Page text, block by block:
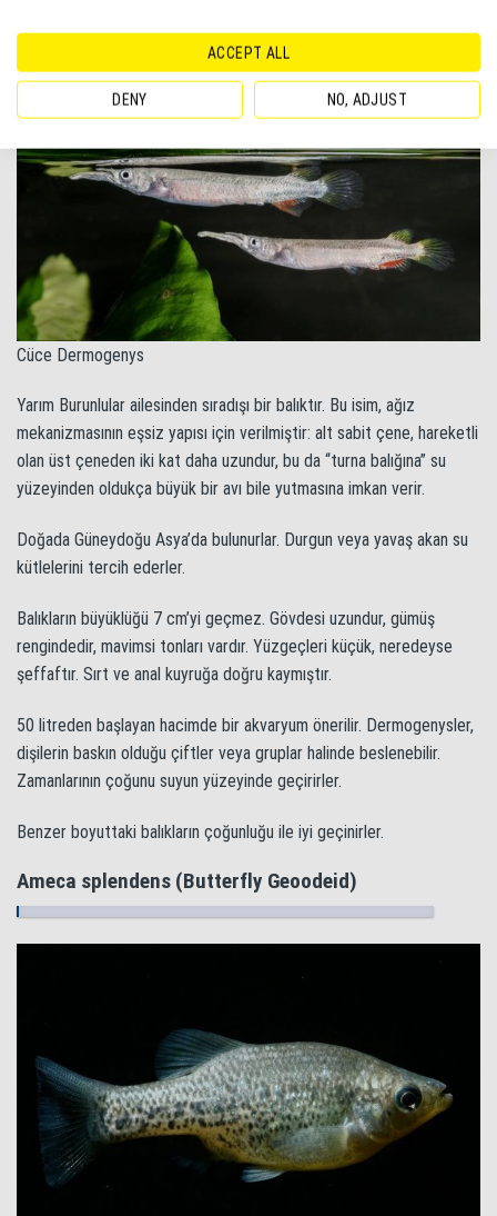
Cüce Dermogenys
Yarım Burunlular ailesinden sıradışı bir balıktır. Bu isim, ağız
mekanizmasının eşsiz yapısı için verilmiştir: alt sabit çene, hareketli
olan üst çeneden iki kat daha uzundur, bu da “turna balığına” su
yüzeyinden oldukça büyük bir avı bile yutmasına imkan verir.
Doğada Güneydoğu Asya’da bulunurlar. Durgun veya yavaş akan su
kütlelerini tercih ederler.
Balıkların büyüklüğü 7 cm’yi geçmez. Gövdesi uzundur, gümüş
rengindedir, mavimsi tonları vardır. Yüzgeçleri küçük, neredeyse
şeffaftır. Sırt ve anal kuyruğa doğru kaymıştır.
50 litreden başlayan hacimde bir akvaryum önerilir. Dermogenysler,
dişilerin baskın olduğu çiftler veya gruplar halinde beslenebilir.
Zamanlarının çoğunu suyun yüzeyinde geçirirler.
Benzer boyuttaki balıkların çoğunluğu ile iyi geçinirler.
Ameca splendens (Butterfly Geoodeid)
ACCEPT ALL
DENY NO, ADJUST